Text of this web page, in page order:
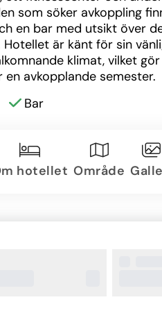
som söker avkoppling
en bar med utsikt över
är känt för sin
klimat, vilket
avkopplande semester.
är perfekt för dem
med närhet till natur
endast en kort
där gäster kan
möjligheter till
Bar
hotellet Område